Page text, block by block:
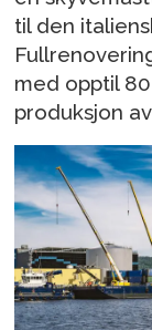
til den
med opptil
produksjon